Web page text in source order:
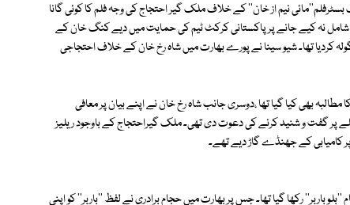
بسٹرفلم''مائی نیم از خان'' کے خلاف ملک گیر احتجاج کی وجہ فلم کا کوئی گانا
شامل نہ کیے جانے پر پاکستانی کرکٹ ٹیم کی حمایت میں دیے کنگ خان کے
کردیا تھا۔ شیو سینا نے پورے بھارت میں شاہ رخ خان کے خلاف احتجاجی
بھی کیا گیا تھا ،دوسری جانب شاہ رخ خان نے اپنے بیان پر معافی
پر گفت و شنید کرنے کی دعوت دی تھی۔ ملک گیراحتجاج کے باوجود ریلیز
کامیابی کے جھنڈے گاڑ دیے تھے۔
باربر'' رکھا گیا تھا۔ جس پر بھارت میں حجام برادری نے لفظ ''باربر'' کو اپنی